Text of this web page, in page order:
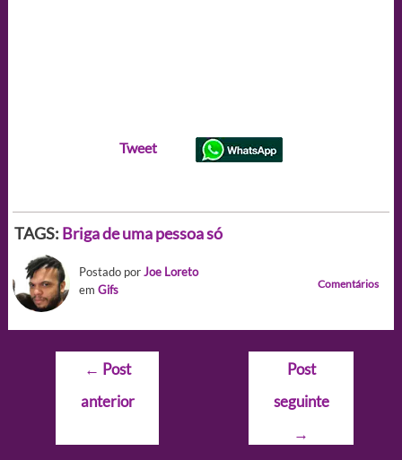
Tweet
TAGS: Briga de uma pessoa só
Postado porJoe Loreto
em Gifs Comentários
Navegação
Post
← Post
anterior
Post
seguinte
→